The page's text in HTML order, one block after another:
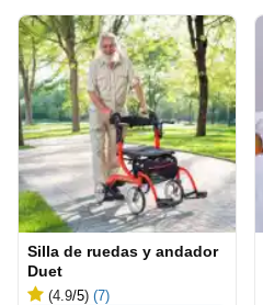
Silla de ruedas y andador
Duet
(4.9/5) (7)